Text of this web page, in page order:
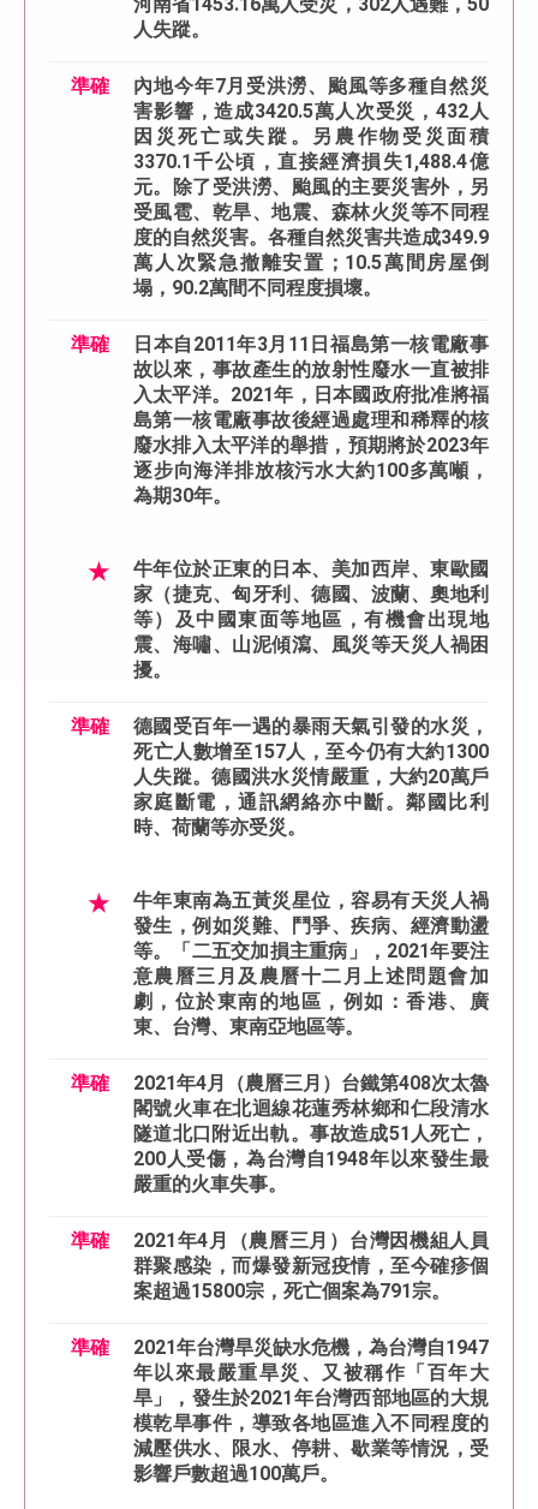
人失蹤。
準確
內地今年7月受洪澇、颱風等多種自然災
害影響，造成3420.5萬人次受災，432人
因災死亡或失蹤。另農作物受災面積
3370.1千公頃，直接經濟損失1,488.4億
元。除了受洪澇、颱風的主要災害外，另
受風雹、乾旱、地震、森林火災等不同程
度的自然災害。各種自然災害共造成349.9
萬人次緊急撤離安置；10.5萬間房屋倒
塌，90.2萬間不同程度損壞。
準確
日本自2011年3月11日福島第一核電廠事
故以來，事故產生的放射性廢水一直被排
入太平洋。2021年，日本國政府批准將福
島第一核電廠事故後經過處理和稀釋的核
廢水排入太平洋的舉措，預期將於2023年
逐步向海洋排放核污水大約100多萬噸，
為期30年。
★
牛年位於正東的日本、美加西岸、東歐國
家（捷克、匈牙利、德國、波蘭、奧地利
等）及中國東面等地區，有機會出現地
震、海嘯、山泥傾瀉、風災等天災人禍困
擾。
準確
德國受百年一遇的暴雨天氣引發的水災，
死亡人數增至157人，至今仍有大約1300
人失蹤。德國洪水災情嚴重，大約20萬戶
家庭斷電，通訊網絡亦中斷。鄰國比利
時、荷蘭等亦受災。
★
牛年東南為五黃災星位，容易有天災人禍
發生，例如災難、鬥爭、疾病、經濟動盪
等。「二五交加損主重病」，2021年要注
意農曆三月及農曆十二月上述問題會加
劇，位於東南的地區，例如：香港、廣
東、台灣、東南亞地區等。
準確
2021年4月（農曆三月）台鐵第408次太魯
閣號火車在北迴線花蓮秀林鄉和仁段清水
隧道北口附近出軌。事故造成51人死亡，
200人受傷，為台灣自1948年以來發生最
嚴重的火車失事。
準確
2021年4月（農曆三月）台灣因機組人員
群聚感染，而爆發新冠疫情，至今確疹個
案超過15800宗，死亡個案為791宗。
準確
2021年台灣旱災缺水危機，為台灣自1947
年以來最嚴重旱災、又被稱作「百年大
旱」，發生於2021年台灣西部地區的大規
模乾旱事件，導致各地區進入不同程度的
減壓供水、限水、停耕、歇業等情況，受
影響戶數超過100萬戶。